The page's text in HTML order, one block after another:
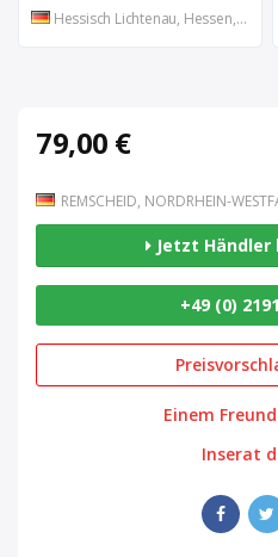
Hessisch Lichtenau, Hessen, DE
79,00 €
REMSCHEID, NORDRHEIN-
Jetzt
+49 (0)
Einem
Inserat